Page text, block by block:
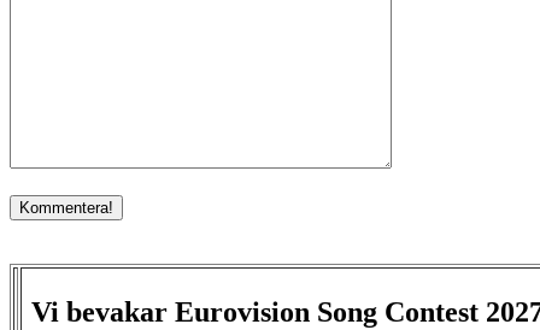
Vi bevakar Eurovision Song Contest